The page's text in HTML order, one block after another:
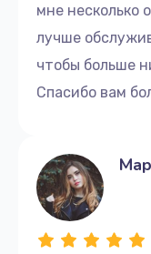
мне несколько
лучше
чтобы больше
Спасибо вам